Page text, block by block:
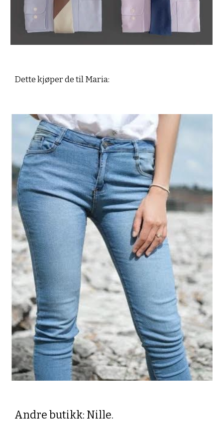
Dette kjøper de til Maria:
Andre butikk: Nille.